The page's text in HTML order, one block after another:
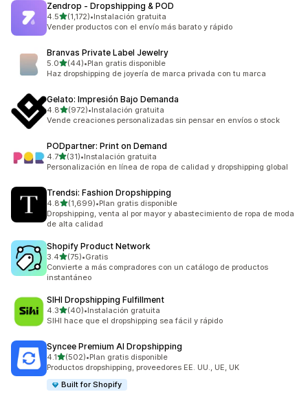
Zendrop ‑ Dropshipping & POD
4.5de 5 estrellas
(1,172)
1172 reseñas en total
•Instalación gratuita
Vender productos con el envío más barato y rápido
Branvas Private Label Jewelry
5.0de 5 estrellas
(44)
44 reseñas en total
•Plan gratis disponible
Haz dropshipping de joyería de marca privada con tu marca
Gelato: Impresión Bajo Demanda
4.8de 5 estrellas
(972)
972 reseñas en total
•Instalación gratuita
Vende creaciones personalizadas sin pensar en envíos o stock
PODpartner: Print on Demand
4.7de 5 estrellas
(31)
31 reseñas en total
•Instalación gratuita
Personalización en línea de ropa de calidad y dropshipping global
Trendsi: Fashion Dropshipping
4.8de 5 estrellas
(1,699)
1699 reseñas en total
•Plan gratis disponible
Dropshipping, venta al por mayor y abastecimiento de ropa de moda
de alta calidad
Shopify Product Network
3.4de 5 estrellas
(75)
75 reseñas en total
•Gratis
Convierte a más compradores con un catálogo de productos
instantáneo
SIHI Dropshipping Fulfillment
4.3de 5 estrellas
(40)
40 reseñas en total
•Instalación gratuita
SIHI hace que el dropshipping sea fácil y rápido
Syncee Premium AI Dropshipping
4.1de 5 estrellas
(502)
502 reseñas en total
•Plan gratis disponible
Productos dropshipping, proveedores EE. UU., UE, UK
Built for Shopify